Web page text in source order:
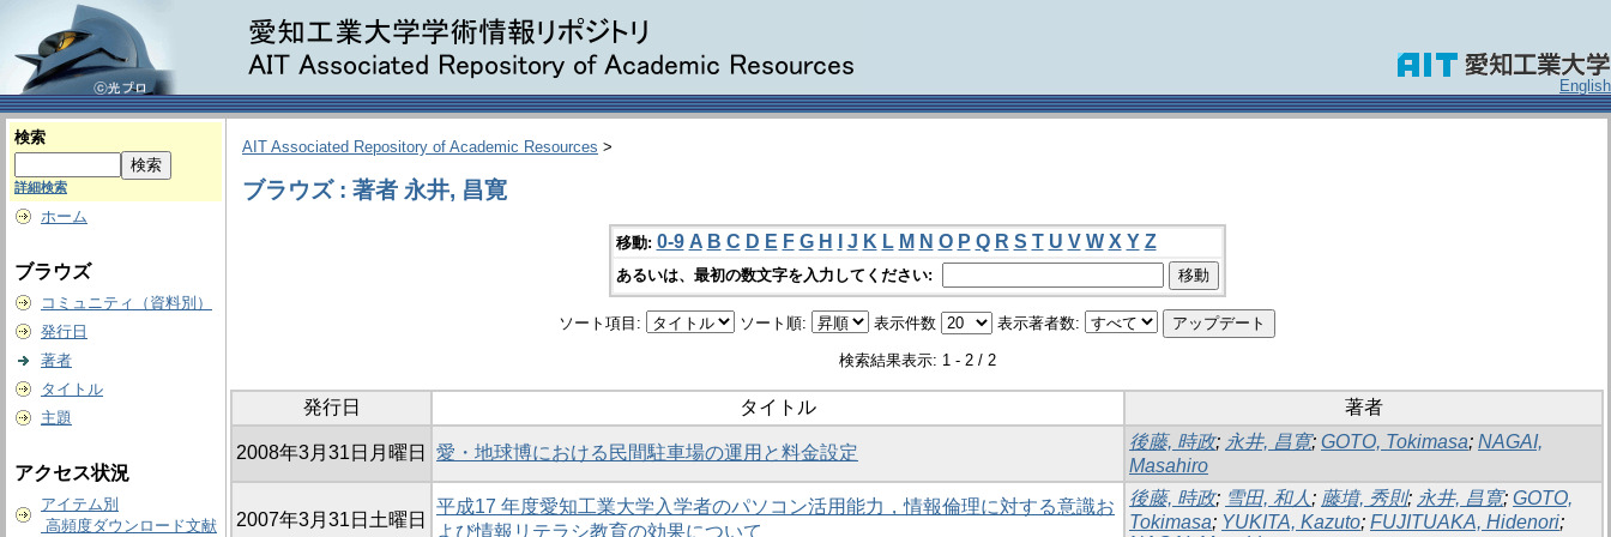
English
検索
詳細検索
ホーム
ブラウズ
コミュニティ（資料別）
発行日
著者
タイトル
主題
アクセス状況
アイテム別
高頻度ダウンロード文献
AIT Associated Repository of Academic Resources >
ブラウズ : 著者 永井, 昌寛
移動: 0-9 A B C D E F G H J K L M N O P Q R S T U V W X Y Z
あるいは、最初の数文字を入力してください:
ソート項目: ソート順: 表示件数 表示著者数:
検索結果表示: 1 - 2 / 2
発行日 タイトル 著者
2008年3月31日月曜日 愛・地球博における民間駐車場の運用と料金設定
後藤, 時政; 永井, 昌寛; GOTO, Tokimasa; NAGAI,
Masahiro
2007年3月31日土曜日
平成17 年度愛知工業大学入学者のパソコン活用能力，情報倫理に対する意識お
よび情報リテラシ教育の効果について
後藤, 時政; 雪田, 和人 ; 藤墳, 秀則; 永井, 昌寛; GOTO,
Tokimasa; YUKITA, Kazuto; FUJITUAKA, Hidenori;